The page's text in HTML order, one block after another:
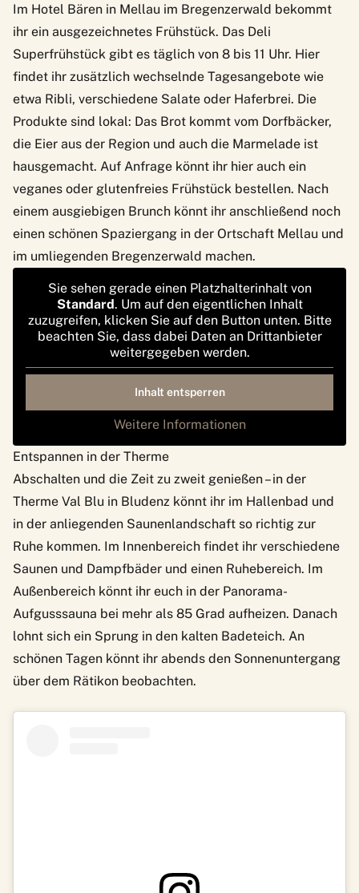
Im Hotel Bären in Mellau im Bregenzerwald bekommt
ihr ein ausgezeichnetes Frühstück. Das Deli
Superfrühstück gibt es täglich von 8 bis 11 Uhr. Hier
findet ihr zusätzlich wechselnde Tagesangebote wie
etwa Ribli, verschiedene Salate oder Haferbrei. Die
Produkte sind lokal: Das Brot kommt vom Dorfbäcker,
die Eier aus der Region und auch die Marmelade ist
hausgemacht. Auf Anfrage könnt ihr hier auch ein
veganes oder glutenfreies Frühstück bestellen. Nach
einem ausgiebigen Brunch könnt ihr anschließend noch
einen schönen Spaziergang in der Ortschaft Mellau und
im umliegenden Bregenzerwald machen.
Sie sehen gerade einen Platzhalterinhalt von
Standard. Um auf den eigentlichen Inhalt
zuzugreifen, klicken Sie auf den Button unten. Bitte
beachten Sie, dass dabei Daten an Drittanbieter
weitergegeben werden.
Inhalt entsperren
Weitere Informationen
Entspannen in der Therme
Abschalten und die Zeit zu zweit genießen – in der
Therme Val Blu in Bludenz könnt ihr im Hallenbad und
in der anliegenden Saunenlandschaft so richtig zur
Ruhe kommen. Im Innenbereich findet ihr verschiedene
Saunen und Dampfbäder und einen Ruhebereich. Im
Außenbereich könnt ihr euch in der Panorama-
Aufgusssauna bei mehr als 85 Grad aufheizen. Danach
lohnt sich ein Sprung in den kalten Badeteich. An
schönen Tagen könnt ihr abends den Sonnenuntergang
über dem Rätikon beobachten.